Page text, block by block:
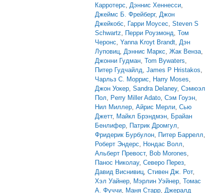
Карротерс, Дэннис Хеннесси,
Джеймс Б. Фрейберг, Джон
Джейкобс, Гарри Моусес, Steven S
Schwartz, Перри Роузмонд, Том
Черонс, Yanna Kroyt Brandt, Дэн
Луповиц, Дэннис Маркс, Жак Венза,
Джонни Гудман, Tom Bywaters,
Питер Гудчайлд, James P Hristakos,
Чарльз С. Моррис, Harry Moses,
Джон Уокер, Sandra Delaney, Сэмюэл
Пол, Perry Miller Adato, Сэм Гоуэн,
Нил Миллер, Айрис Мерли, Сью
Джетт, Майкл Брэндмэн, Брайан
Бенлифер, Патрик Дромгул,
Фридерик Бурбулон, Питер Баррелл,
Роберт Эндерс, Нондас Волл,
Альберт Превост, Bob Morones,
Панос Николау, Северо Перез,
Давид Виснивиц, Стивен Дж. Рот,
Хэл Уайнер, Мэрлин Уэйнер, Томас
А. Фуччи, Маня Старр, Джералд